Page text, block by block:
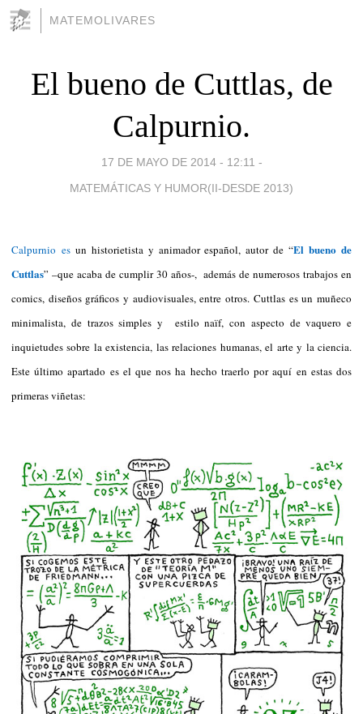
MATEMOLIVARES
El bueno de Cuttlas, de
Calpurnio.
17 DE MAYO DE 2014 - 12:11 -
MATEMÁTICAS Y HUMOR(II-DESDE 2013)
Calpurnio esun historietista y animador español, autor de “El bueno de
Cuttlas” –que acaba de cumplir 30 años-, además de numerosos trabajos en
comics, diseños gráficos y audiovisuales, entre otros. Cuttlas es un muñeco
minimalista, de trazos simples y estilo naïf, con aspecto de vaquero e
inquietudes sobre la existencia, las relaciones humanas, el arte y la ciencia.
Este último apartado es el que nos ha hecho traerlo por aquí en estas dos
primeras viñetas: